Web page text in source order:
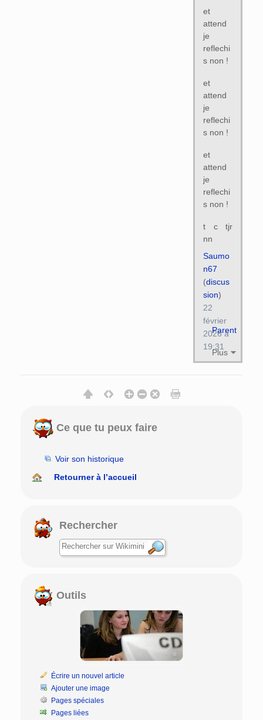
et
attend
je
reflechi
s non !
et
attend
je
reflechi
s non !
et
attend
je
reflechi
s non !
t c tjr
nn
Parent
Plus
Saumo
n67
(discus
sion)
22
février
2026 à
19:31
Ce que tu peux faire
Voir son historique
Retourner à l’accueil
Rechercher
Outils
Écrire un nouvel article
Ajouter une image
Pages spéciales
Pages liées